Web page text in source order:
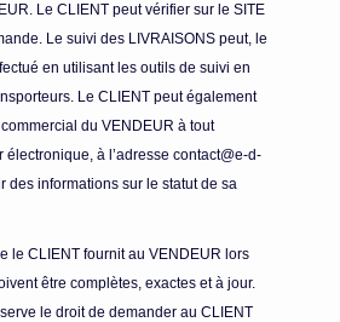
Le CLIENT peut vérifier sur le SITE
Le suivi des LIVRAISONS peut, le
en utilisant les outils de suivi en
Le CLIENT peut également
du VENDEUR à tout
électronique, à l’adresse contact@e-d-
des informations sur le statut de sa
le CLIENT fournit au VENDEUR lors
être complètes, exactes et à jour.
le droit de demander au CLIENT